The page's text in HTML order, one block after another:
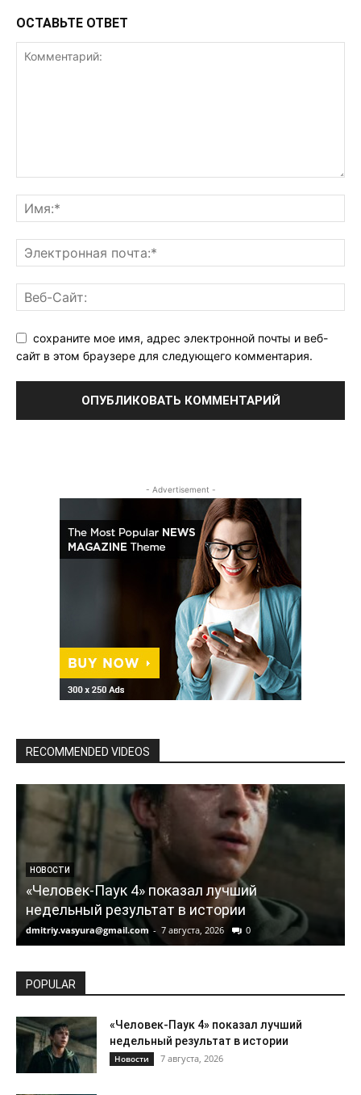
ОСТАВЬТЕ ОТВЕТ
сохраните мое имя, адрес электронной почты и веб-
сайт в этом браузере для следующего комментария.
- Advertisement -
RECOMMENDED VIDEOS
НОВОСТИ
«Человек-Паук 4» показал лучший
недельный результат в истории
dmitriy.vasyura@gmail.com - 7 августа, 2026 0
POPULAR
«Человек-Паук 4» показал лучший
недельный результат в истории
Новости 7 августа, 2026